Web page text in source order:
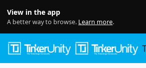
View in the app
A better way to browse. Learn more.